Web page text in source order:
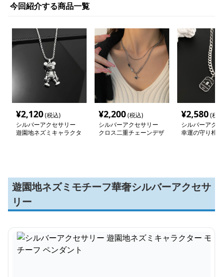
今回紹介する商品一覧
¥2,120(税込)
シルバーアクセサリー
遊園地ネズミキャラクタ
¥2,200(税込)
シルバーアクセサリー
クロス二重チェーンデザ
¥2,580(税
シルバーアク
幸運の守り札
遊園地ネズミモチーフ華奢シルバーアクセサ
リー